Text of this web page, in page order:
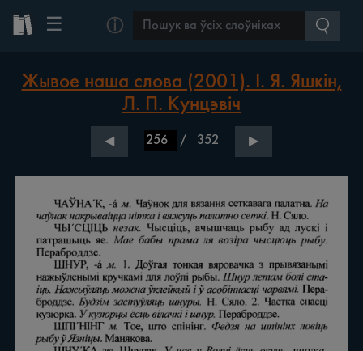
☰ ⓘ
Жывое наша слова (2001). І. Я. Яшкін,
Л. П. Кунцэвіч
◀ / 352 ▶